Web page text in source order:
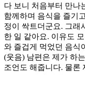
다 보니 처음부터 만나
함께하며 음식을 즐기
정이 싹트더군요. 그래
한 일 같아요. 이유도
와 즐겁게 먹었던 음식
(웃음) 남편은 제가 하
조언도 해줍니다. 물론